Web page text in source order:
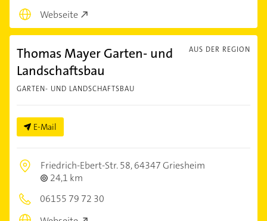
Webseite
AUS DER REGION
Thomas Mayer Garten- und
Landschaftsbau
GARTEN- UND LANDSCHAFTSBAU
E-Mail
Friedrich-Ebert-Str. 58,64347 Griesheim
24,1 km
06155 79 72 30